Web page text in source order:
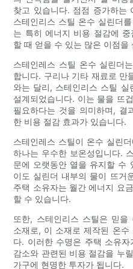
찾고 있습니다. 점점 증가하는
스테인리스 스틸 온수 실린더
는 특히 에너지 비용 절감에
할 때 얻을 수 있는 많은 이점을
스테인레스 스틸 온수 실린더
합니다. 구리나 기타 재료로 만
와는 달리, 스테인리스 스틸 실
설계되었습니다. 이는 물을 뜨
필요하다는 것을 의미하며, 결
한 비용 절감 효과가 있습니다.
스테인레스 스틸이 온수 실린
하나는 우수한 보온성입니다.
문에 오랫동안 열을 유지할 수
이도 실린더 내부의 물이 뜨거
주택 소유자는 월간 에너지 요
할 수 있습니다.
또한, 스테인리스 스틸은 믿
소재로, 이 소재로 제작된 온수
다. 이러한 수명은 주택 소유
감소와 관련된 비용 절감을 누
가구에 현명한 투자가 됩니다.